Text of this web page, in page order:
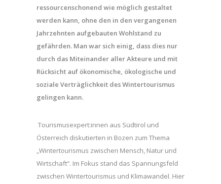
ressourcenschonend wie möglich gestaltet
werden kann, ohne den in den vergangenen
Jahrzehnten aufgebauten Wohlstand zu
gefährden. Man war sich einig, dass dies nur
durch das Miteinander aller Akteure und mit
Rücksicht auf ökonomische, ökologische und
soziale Verträglichkeit des Wintertourismus
gelingen kann.
Tourismusexpert:innen aus Südtirol und
Österreich diskutierten in Bozen zum Thema
„Wintertourismus zwischen Mensch, Natur und
Wirtschaft“. Im Fokus stand das Spannungsfeld
zwischen Wintertourismus und Klimawandel. Hier